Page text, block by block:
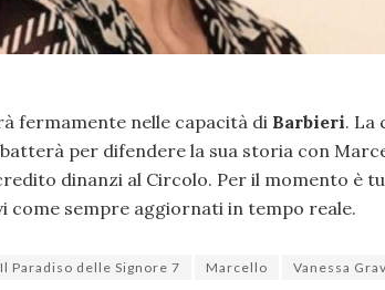
fermamente nelle capacità di Barbieri. La
per difendere la sua storia con
dinanzi al Circolo. Per il momento è
come sempre aggiornati in tempo reale.
Il Paradiso delle Signore 7 Marcello Vanessa